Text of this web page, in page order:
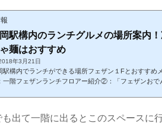
駅構内のランチグルメの場所案内
麺はおすすめ
年3月21日
駅構内でランチができる場所フェザン１Fとおすすめ
階フェザンランチフロアー紹介②：「フェザンおで
は一階の「FES"AN(フェザン)おでんせ館」というと
出て一階に出るとこのスペースに